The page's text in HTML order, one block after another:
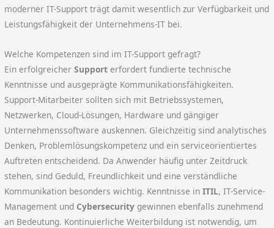
moderner IT-Support trägt damit wesentlich zur Verfügbarkeit und
Leistungsfähigkeit der Unternehmens-IT bei.
Welche Kompetenzen sind im IT-Support gefragt?
Ein erfolgreicherSupport erfordert fundierte technische
Kenntnisse und ausgeprägte Kommunikationsfähigkeiten.
Support-Mitarbeiter sollten sich mit Betriebssystemen,
Netzwerken, Cloud-Lösungen, Hardware und gängiger
Unternehmenssoftware auskennen. Gleichzeitig sind analytisches
Denken, Problemlösungskompetenz und ein serviceorientiertes
Auftreten entscheidend. Da Anwender häufig unter Zeitdruck
stehen, sind Geduld, Freundlichkeit und eine verständliche
Kommunikation besonders wichtig. Kenntnisse inITIL, IT-Service-
Management und Cybersecurity gewinnen ebenfalls zunehmend
an Bedeutung. Kontinuierliche Weiterbildung ist notwendig, um